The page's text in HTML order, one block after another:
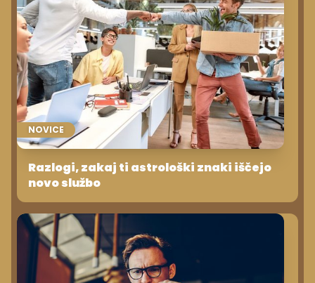
NOVICE
Razlogi, zakaj ti astrološki znaki iščejo
novo službo